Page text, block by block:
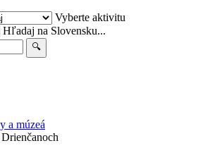
Vyberte aktivitu
Hľadaj na Slovensku...
a múzeá